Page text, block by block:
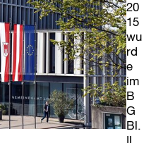
20
15
wu
rd
e
im
B
G
Bl.